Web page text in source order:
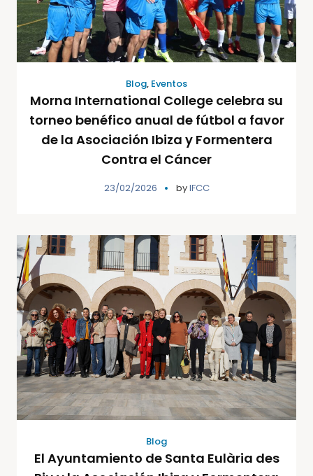
Blog, Eventos
Morna International College celebra su
torneo benéfico anual de fútbol a favor
de la Asociación Ibiza y Formentera
Contra el Cáncer
23/02/2026 byIFCC
Blog
El Ayuntamiento de Santa Eulària des